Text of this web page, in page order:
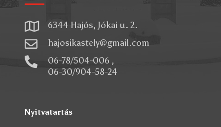
 6344 Hajós, Jókai u. 2.
 hajosikastely@gmail.com

06-78/504-006 ,
06-30/904-58-24
Nyitvatartás